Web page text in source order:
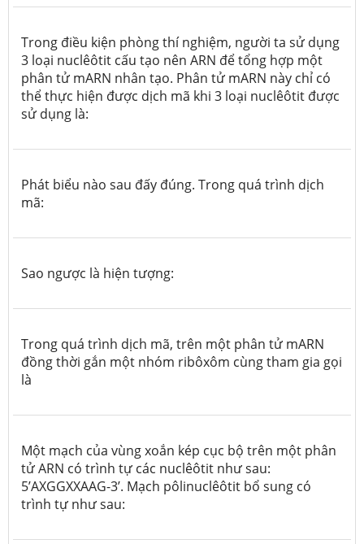
Trong điều kiện phòng thí nghiệm, người ta sử dụng
3 loại nuclêôtit cấu tạo nên ARN để tổng hợp một
phân tử mARN nhân tạo. Phân tử mARN này chỉ có
thể thực hiện được dịch mã khi 3 loại nuclêôtit được
sử dụng là:
Phát biểu nào sau đấy đúng. Trong quá trình dịch
mã:
Sao ngược là hiện tượng:
Trong quá trình dịch mã, trên một phân tử mARN
đồng thời gắn một nhóm ribôxôm cùng tham gia gọi
là
Một mạch của vùng xoắn kép cục bộ trên một phân
tử ARN có trình tự các nuclêôtit như sau:
5’AXGGXXAAG-3’. Mạch pôlinuclêôtit bổ sung có
trình tự như sau: